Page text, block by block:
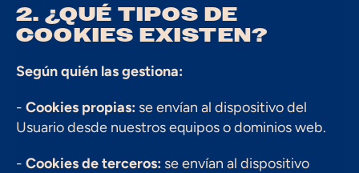
2. ¿QUÉ TIPOS DE
COOKIES EXISTEN?
Según quién las gestiona:
- Cookies propias: se envían al dispositivo del
Usuario desde nuestros equipos o dominios web.
- Cookies de terceros: se envían al dispositivo